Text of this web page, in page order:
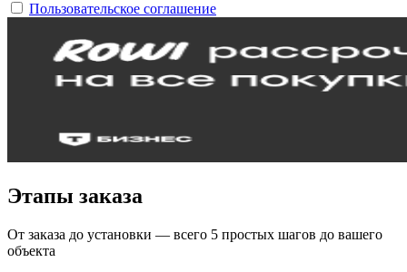
Пользовательское соглашение
Этапы заказа
От заказа до установки — всего 5 простых шагов до вашего
объекта